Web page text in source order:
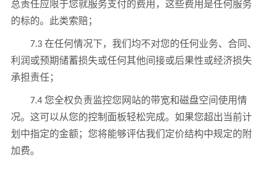
总责任应限于您就服务支付的费用，这些费用是任何服务
的标的。此类索赔；
7.3 在任何情况下，我们均不对您的任何业务、合同、
利润或预期储蓄损失或任何其他间接或后果性或经济损失
承担责任；
7.4 您全权负责监控您网站的带宽和磁盘空间使用情
况。这可以从您的控制面板轻松完成。如果您超出当前计
划中指定的金额；您将能够评估我们定价结构中规定的附
加费。